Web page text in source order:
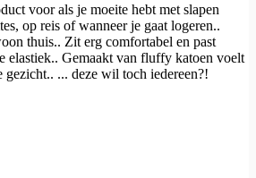
voor als je moeite hebt met slapen
op reis of wanneer je gaat logeren..
thuis.. Zit erg comfortabel en past
elastiek.. Gemaakt van fluffy katoen voelt
gezicht.. ... deze wil toch iedereen?!